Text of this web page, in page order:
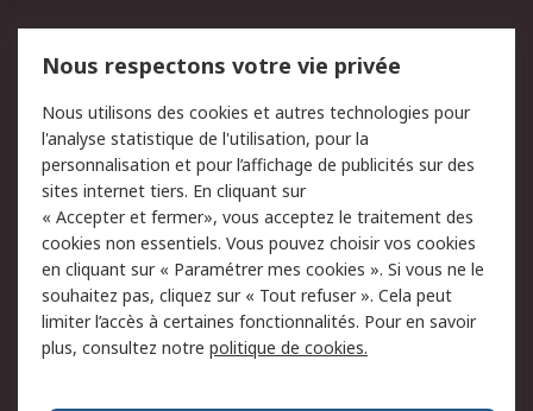
du site
Politique de protection
des données - Mise à
jour
Sécurité des E-mails
Conditions générales
de vente
Politique anti-
corruption
Campagnes marketing
A propos de RS
Nous respectons votre vie privée
Nous utilisons des cookies et autres technologies pour
l'analyse statistique de l'utilisation, pour la
personnalisation et pour l’affichage de publicités sur des
sites internet tiers. En cliquant sur
« Accepter et fermer», vous acceptez le traitement des
cookies non essentiels. Vous pouvez choisir vos cookies
en cliquant sur « Paramétrer mes cookies ». Si vous ne le
souhaitez pas, cliquez sur « Tout refuser ». Cela peut
limiter l’accès à certaines fonctionnalités. Pour en savoir
plus, consultez notre politique de cookies.